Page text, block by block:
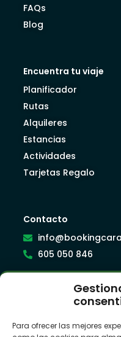
Para ofrecer las mejores
FAQs
Blog
Encuentra tu viaje
Planificador
Rutas
Alquileres
Estancias
Actividades
Tarjetas Regalo
Contacto
605 050 846